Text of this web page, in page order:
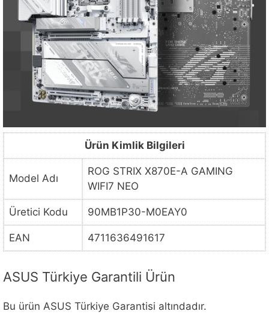
Ürün Kimlik Bilgileri
Model Adı
ROG STRIX X870E-A GAMING
WIFI7 NEO
Üretici Kodu 90MB1P30-M0EAY0
EAN 4711636491617
ASUS Türkiye Garantili Ürün
Bu ürün ASUS Türkiye Garantisi altındadır.